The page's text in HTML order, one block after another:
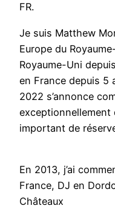
FR.
Je suis Matthew
Europe du
Royaume-Uni
en France depuis 5
2022 s’annonce
important de
En 2013, j’ai
France, DJ en
Châteaux